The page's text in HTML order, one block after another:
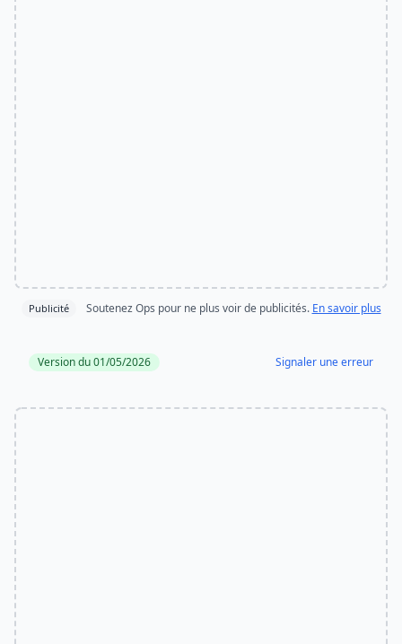
Publicité Soutenez Ops pour ne plus voir de publicités. En savoir plus
Version du 01/05/2026 Signaler une erreur